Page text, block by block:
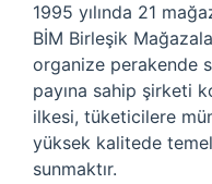
1995 yılında 21
BİM Birleşik
organize perakende
payına sahip şirketi
ilkesi, tüketicilere
yüksek kalitede
sunmaktır.